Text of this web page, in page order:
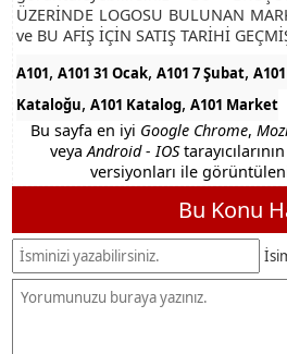
ÜZERİNDE LOGOSU BULUNAN
ve BU AFİŞ İÇİN SATIŞ TARİHİ
A101, A101 31 Ocak, A101 7 Şubat,
Kataloğu, A101 Katalog, A101 Market
Bu sayfa en iyi Google Chrome,
veyaAndroid - IOS
versiyonları ile
Bu Konu